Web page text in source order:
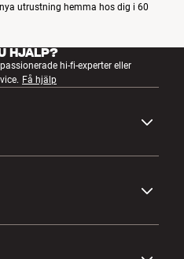
utrustning hemma hos dig i 60
HJÄLP?
hi-fi-experter eller
Få hjälp